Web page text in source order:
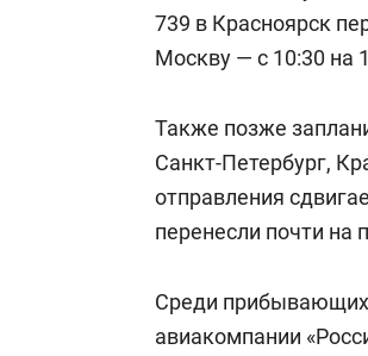
739 в Красноярск
Москву — с 10:30 на
Также позже
Санкт-Петербург,
отправления
перенесли почти на
Среди прибывающих
авиакомпании